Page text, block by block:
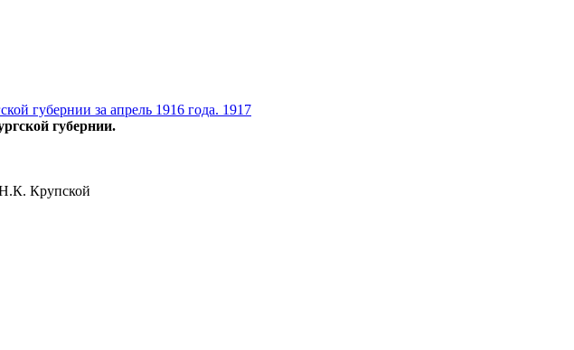
губернии за апрель 1916 года. 1917
губернии.
Крупской